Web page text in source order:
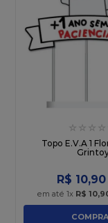
☆ ☆ ☆ ☆
Topo E.V.A 1
R$ 10,90
em até 1x R$ 10,